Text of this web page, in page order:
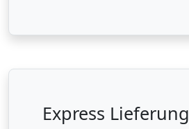
Express Lieferung